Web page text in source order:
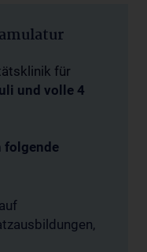
für
und volle 4
folgende